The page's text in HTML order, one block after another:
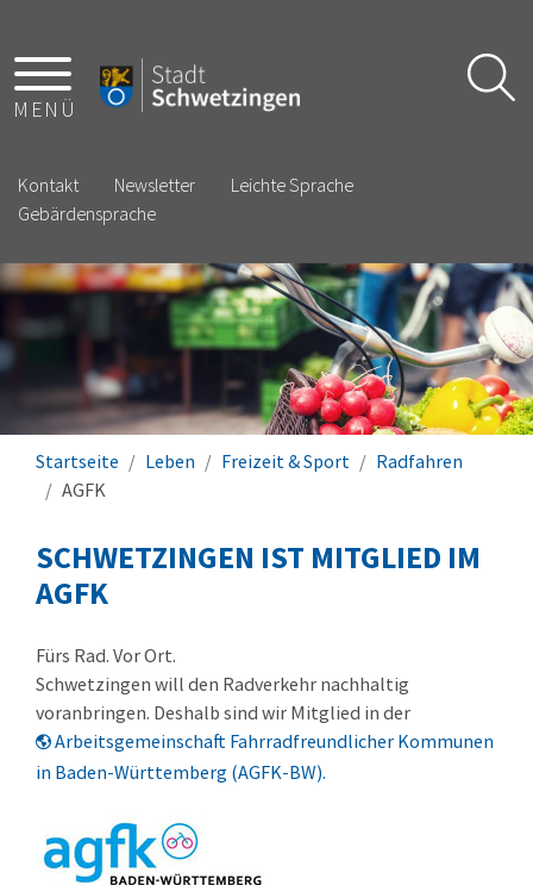
MENÜ
Kontakt Newsletter
Leichte Sprache
Gebärdensprache
Startseite Leben Freizeit & Sport
Radfahren
AGFK
SCHWETZINGEN IST MITGLIED IM
AGFK
Fürs Rad. Vor Ort.
Schwetzingen will den Radverkehr nachhaltig
voranbringen. Deshalb sind wir Mitglied in der
Arbeitsgemeinschaft Fahrradfreundlicher Kommunen
in Baden-Württemberg (AGFK-BW).